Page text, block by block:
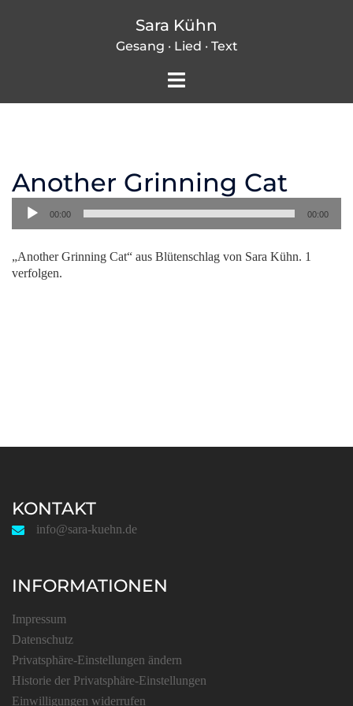
Sara Kühn
Gesang · Lied · Text
Menü
Another Grinning Cat
Audio-
Player
00:00 00:00
„Another Grinning Cat“ aus Blütenschlag von Sara Kühn. 1
verfolgen.
KONTAKT
info@sara-kuehn.de
INFORMATIONEN
Impressum
Datenschutz
Privatsphäre-Einstellungen ändern
Historie der Privatsphäre-Einstellungen
Einwilligungen widerrufen